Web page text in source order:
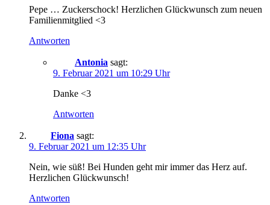
Pepe … Zuckerschock! Herzlichen Glückwunsch zum neuen
Familienmitglied <3
Antworten
Antonia sagt:
9. Februar 2021 um 10:29 Uhr
Danke <3
Antworten
Fiona sagt:
9. Februar 2021 um 12:35 Uhr
Nein, wie süß! Bei Hunden geht mir immer das Herz auf.
Herzlichen Glückwunsch!
Antworten